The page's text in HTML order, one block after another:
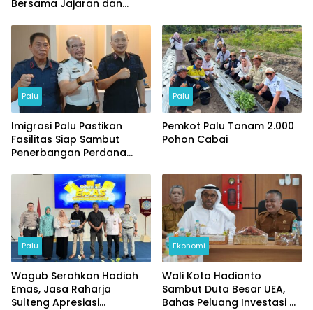
Bersama Jajaran dan
Palu
Imigrasi Palu Pastikan
Fasilitas Siap Sambut
Penerbangan Perdana
Palu
Pemkot Palu Tanam 2.000
Pohon Cabai
Palu
Wagub Serahkan Hadiah
Emas, Jasa Raharja
Sulteng Apresiasi
Ekonomi
Wali Kota Hadianto
Sambut Duta Besar UEA,
Bahas Peluang Investasi di